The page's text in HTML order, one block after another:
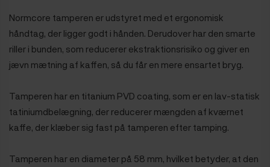
Normcore tamperen er udstyret med et ergonomisk
håndtag, der ligger godt i hånden. Derudover har den smarte
riller i bunden, som reducerer ekstraktionsrisiko og giver en
jævn mætning af kaffen, så du får en mere ensartet bryg.
Tamperen har en titanium PVD coating, som er en lav-statisk
tatiniumdbelægning, der reducerer mængden af kværnet
kaffe, der klæber sig fast på tamperen efter tamping.
Tamperen har en diameter på 58 mm, hvilket betyder, at den